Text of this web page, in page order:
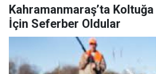
Kahramanmaraş’ta Koltuğa
İçin Seferber Oldular